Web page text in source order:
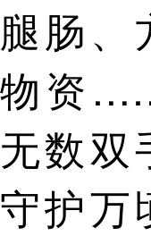
腿肠、
物资
无数双
守护万